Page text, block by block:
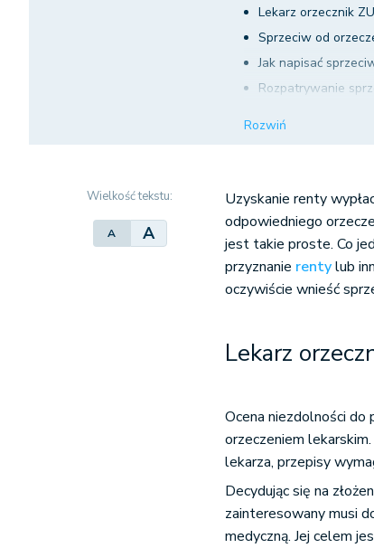
Lekarz orzecznik
Sprzeciw od
Jak napisać
Rozpatrywanie
Rozwiń
Wielkość tekstu:
A A
Uzyskanie renty
odpowiedniego
jest takie proste. Co
przyznanie rentylub
oczywiście wnieść
Lekarz
Ocena niezdolności
orzeczeniem
lekarza, przepisy
Decydując się na
zainteresowany musi
medyczną. Jej celem